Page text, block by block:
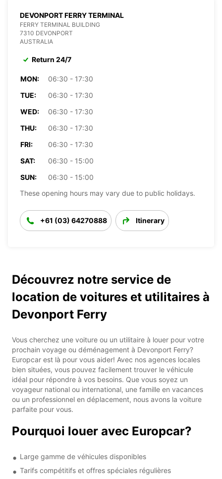
DEVONPORT FERRY TERMINAL
FERRY TERMINAL BUILDING
7310 DEVONPORT
AUSTRALIA
Return 24/7
MON:
06:30 - 17:30
TUE:
06:30 - 17:30
WED:
06:30 - 17:30
THU:
06:30 - 17:30
FRI:
06:30 - 17:30
SAT:
06:30 - 15:00
SUN:
06:30 - 15:00
These opening hours may vary due to public holidays.
+61 (03) 64270888 Itinerary
Découvrez notre service de
location de voitures et utilitaires à
Devonport Ferry
Vous cherchez une voiture ou un utilitaire à louer pour votre
prochain voyage ou déménagement à Devonport Ferry?
Europcar est là pour vous aider! Avec nos agences locales
bien situées, vous pouvez facilement trouver le véhicule
idéal pour répondre à vos besoins. Que vous soyez un
voyageur national ou international, une famille en vacances
ou un professionnel en déplacement, nous avons la voiture
parfaite pour vous.
Pourquoi louer avec Europcar?
Large gamme de véhicules disponibles
Tarifs compétitifs et offres spéciales régulières